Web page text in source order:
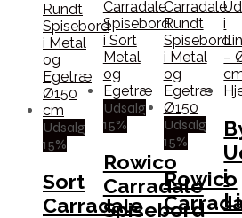
Udsalg
15%
Sort
Carradale
Udsalg
15%
Rowico
Carradale
Spisebord
Udsalg
15%
Rowico
i